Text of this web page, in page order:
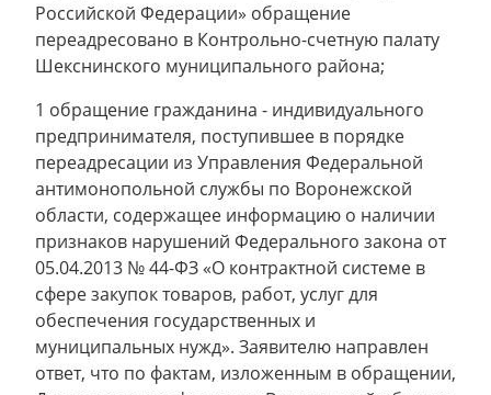
Российской Федерации» обращение
переадресовано в Контрольно-счетную палату
Шекснинского муниципального района;
1 обращение гражданина - индивидуального
предпринимателя, поступившее в порядке
переадресации из Управления Федеральной
антимонопольной службы по Воронежской
области, содержащее информацию о наличии
признаков нарушений Федерального закона от
05.04.2013 № 44-ФЗ «О контрактной системе в
сфере закупок товаров, работ, услуг для
обеспечения государственных и
муниципальных нужд». Заявителю направлен
ответ, что по фактам, изложенным в обращении,